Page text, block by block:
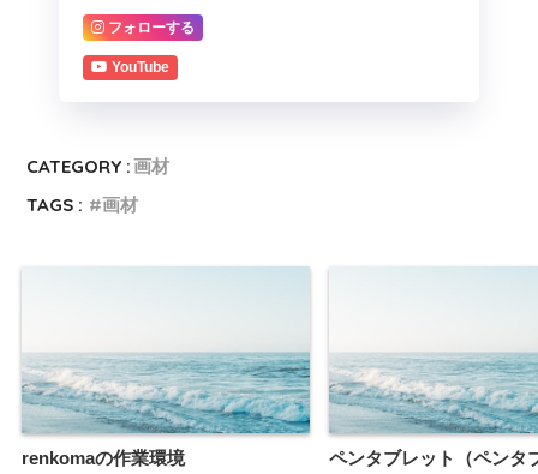
フォローする
YouTube
CATEGORY :画材
TAGS :
画材
renkomaの作業環境 ペンタブレット（ペンタ